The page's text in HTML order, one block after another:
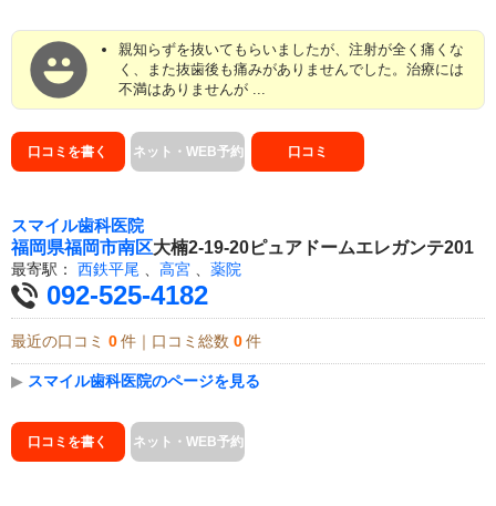
親知らずを抜いてもらいましたが、注射が全く痛くな
く、また抜歯後も痛みがありませんでした。治療には
不満はありませんが ...
口コミを書く ネット・WEB予約 口コミ
スマイル歯科医院
福岡県福岡市南区大楠2-19-20ピュアドームエレガンテ201
最寄駅： 西鉄平尾 、 高宮 、 薬院
092-525-4182
最近の口コミ 0 件｜口コミ総数 0 件
▶ スマイル歯科医院のページを見る
口コミを書く ネット・WEB予約